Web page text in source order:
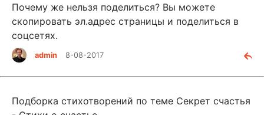
Почему же нельзя поделиться? Вы можете
скопировать эл.адрес страницы и поделиться в
соцсетях.
admin 8-08-2017
Подборка стихотворений по теме Секрет счастья